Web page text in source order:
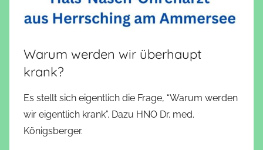
Warum werden wir überhaupt
krank?
Es stellt sich eigentlich die Frage, “Warum werden
wir eigentlich krank”. Dazu HNO Dr. med.
Königsberger.